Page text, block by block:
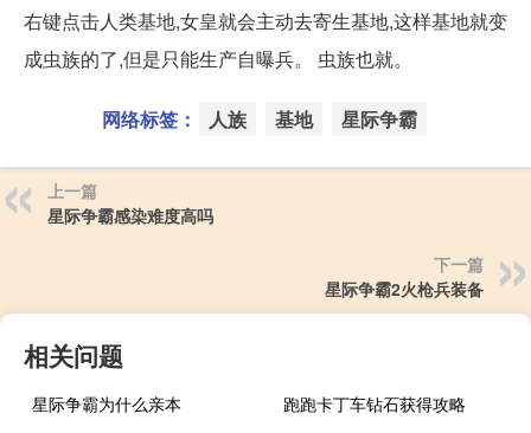
右键点击人类基地,女皇就会主动去寄生基地,这样基地就变
成虫族的了,但是只能生产自曝兵。 虫族也就。
网络标签： 人族 基地 星际争霸
上一篇
星际争霸感染难度高吗
下一篇
星际争霸2火枪兵装备
相关问题
星际争霸为什么亲本
跑跑卡丁车钻石获得攻略